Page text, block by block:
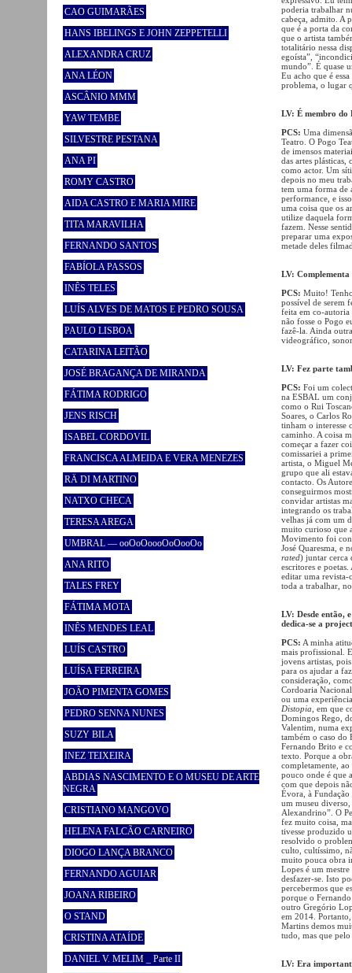
CAO GUIMARÃES
HANS IBELINGS E JOHN ZEPPETELLI
ALEXANDRA CRUZ
ANA LÉON
ASCÂNIO MMM
YAW TEMBE
SILVESTRE PESTANA
ANA PI
ROMY CASTRO
AIDA CASTRO E MARIA MIRE
TITA MARAVILHA
FERNANDO SANTOS
FABÍOLA PASSOS
INÊS TELES
LUÍS ALVES DE MATOS E PEDRO SOUSA
PAULO LISBOA
CATARINA LEITÃO
JOSÉ BRAGANÇA DE MIRANDA
FÁTIMA RODRIGO
JENS RISCH
ISABEL CORDOVIL
FRANCISCA ALMEIDA E VERA MENEZES
RÄ DI MARTINO
NATXO CHECA
TERESA AREGA
UMBRAL — ooOoOoooOoOooOo
ANA RITO
TALES FREY
FÁTIMA MOTA
INÊS MENDES LEAL
LUÍS CASTRO
LUÍSA FERREIRA
JOÃO PIMENTA GOMES
PEDRO SENNA NUNES
SUZY BILA
INEZ TEIXEIRA
ABDIAS NASCIMENTO E O MUSEU DE ARTE
NEGRA
CRISTIANO MANGOVO
HELENA FALCÃO CARNEIRO
DIOGO LANÇA BRANCO
FERNANDO AGUIAR
JOANA RIBEIRO
O STAND
CRISTINA ATAÍDE
DANIEL V. MELIM _ Parte II
poderia trabalhar
cabeça, admito. A
que é a porta da
que o artista
totalitário nessa
egoísta”,
mundo”. É quase
Eu acho que é
problema, o lugar
LV: É membro do
PCS: Uma
Teatro. O Pogo
de imensos
das artes
como actor. Um
depois no meu
tem uma forma de
performance, e
uma coisa que os
utilize daquela
fazem. Nesse
preparar uma
metade deles
LV:
PCS: Muito!
possível de serem
feita em co-autoria
não fosse o Pogo
fazê-la. Ainda
videográfico,
LV: Fez parte
PCS: Foi um
na ESBAL um
como o Rui
Soares, o Carlos
tinham o interesse
caminho. A coisa
começar a fazer
comissariei a
artista, o Miguel
grupo que ali
contacto. Os
conseguirmos
convidar artistas
integrando os
velhas já com um
muito curioso que
Movimento foi
José Quaresma, e
rated) juntar cerca
escritores e
editar uma revista-
toda a trabalhar,
LV: Desde então,
dedica-se a
PCS: A minha
mais profissional.
jovens artistas,
para os ajudar a
consideração,
Cordoaria
ou uma
Distopia , em que
Domingos Rego,
Valentim, numa
também o caso do
Fernando Brito e
texto. Porque a
completamente,
pouco onde é que
com que depois
Évora, à
um museu
Alexandrino”. O
fez muito coisa,
tivesse produzido
resolvido o
culto, cultíssimo,
muito pouca obra
Lopes é um
desfazer-se. Isto
percebermos que
porque o
outro Gregório
em 2014.
Martins demos
tudo, mas que
LV: Era